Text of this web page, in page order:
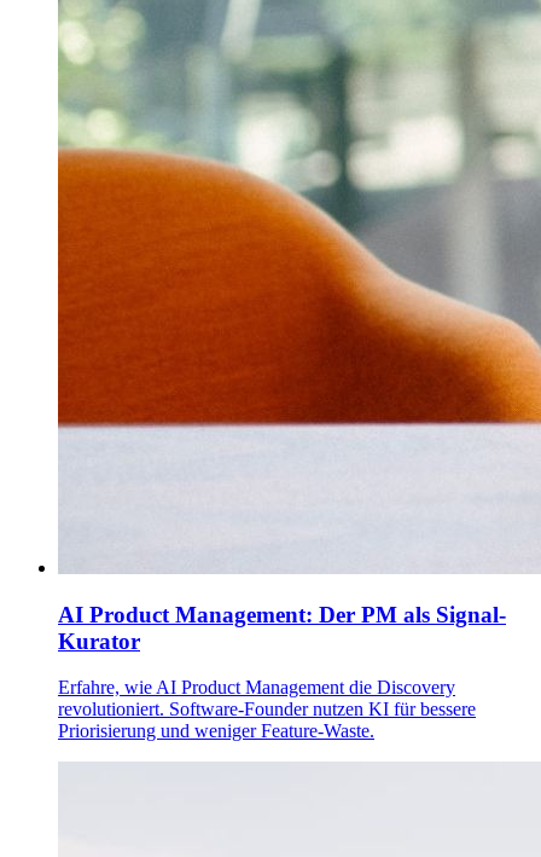
AI Product Management: Der PM als Signal-
Kurator
Erfahre, wie AI Product Management die Discovery
revolutioniert. Software-Founder nutzen KI für bessere
Priorisierung und weniger Feature-Waste.